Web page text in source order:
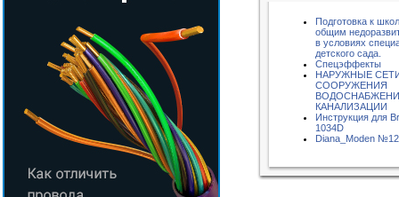
Подготовка к
общим
в условиях
детского сада.
Спецэффекты
НАРУЖНЫЕ
СООРУЖЕНИЯ
КАНАЛИЗАЦИИ
Инструкция для
1034D
Diana_Moden